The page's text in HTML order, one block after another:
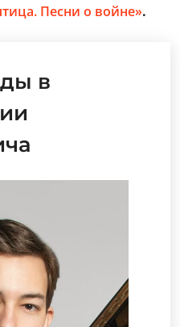
Песни о войне».
в